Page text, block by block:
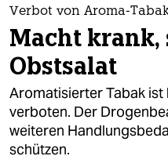
themen
politik
öko
gesellschaft
kultur
Verbot von Aroma-
Macht
Obstsalat
Aromatisierter Tabak ist
verboten. Der
weiteren
schützen.